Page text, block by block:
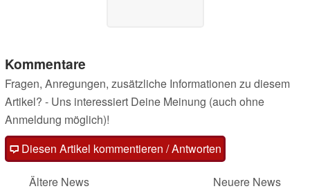
Kommentare
Fragen, Anregungen, zusätzliche Informationen zu diesem
Artikel? - Uns interessiert Deine Meinung (auch ohne
Anmeldung möglich)!
Diesen Artikel kommentieren / Antworten
Ältere News
Neuere News